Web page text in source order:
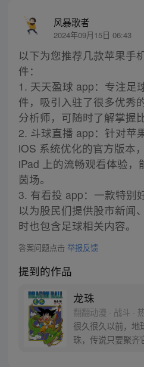
风暴歌者
2024年09月15日 06:43
以下为您推荐几款苹果手
件：
1. 天天盈球 app：专注足
件，吸引入驻了很多优秀
分析师，可随时了解掌握
2. 斗球直播 app：针对苹
iOS 系统优化的官方版本
iPad 上的流畅观看体验，
茵场。
3. 有看投 app：一款特别
以为股民们提供股市新闻
时也包含足球相关内容。
答案问题点击 举报反馈
提到的作品
龙珠
翻翻动漫 · 战斗 ·
很久很久以前，地
珠，传说只要聚齐